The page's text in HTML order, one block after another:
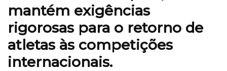
mantém exigências
rigorosas para o retorno de
atletas às competições
internacionais.